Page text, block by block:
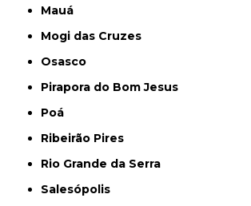
Mauá
Mogi das Cruzes
Osasco
Pirapora do Bom Jesus
Poá
Ribeirão Pires
Rio Grande da Serra
Salesópolis